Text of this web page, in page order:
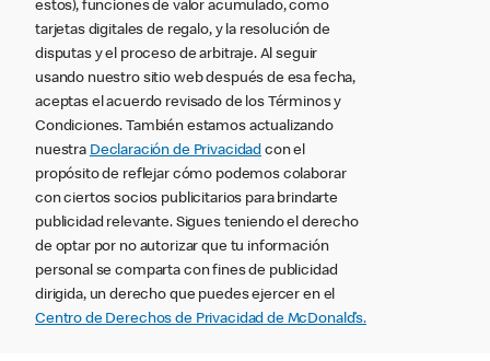
estos), funciones de valor acumulado, como
tarjetas digitales de regalo, y la resolución de
disputas y el proceso de arbitraje. Al seguir
usando nuestro sitio web después de esa fecha,
aceptas el acuerdo revisado de los Términos y
Condiciones. También estamos actualizando
nuestra Declaración de Privacidad con el
propósito de reflejar cómo podemos colaborar
con ciertos socios publicitarios para brindarte
publicidad relevante. Sigues teniendo el derecho
de optar por no autorizar que tu información
personal se comparta con fines de publicidad
dirigida, un derecho que puedes ejercer en el
Centro de Derechos de Privacidad de McDonald’s.